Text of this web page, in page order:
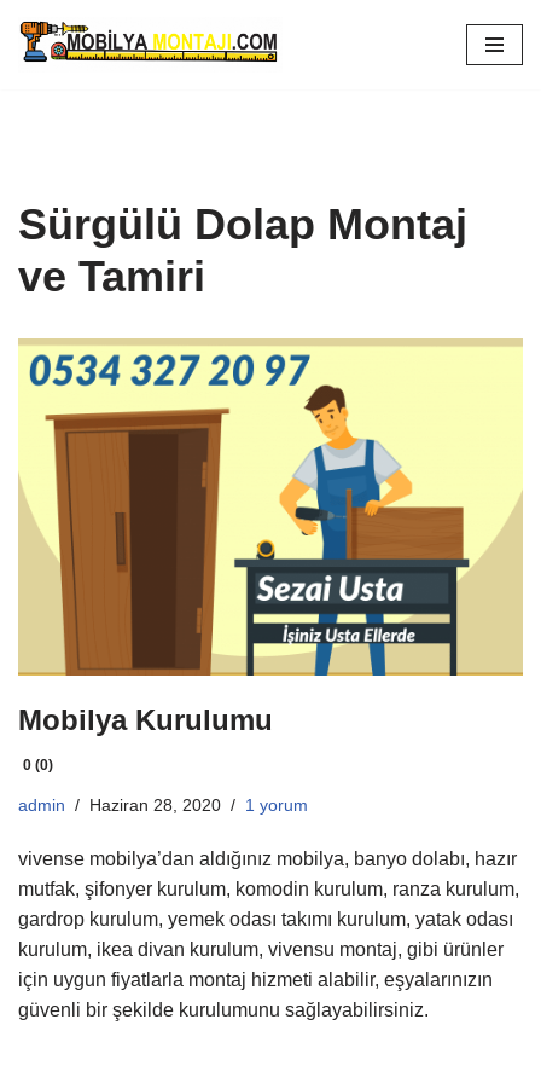
İçeriğe
Sürgülü Dolap Montaj
ve Tamiri
Mobilya Kurulumu
0 (0)
admin Haziran 28, 2020 1 yorum
vivense mobilya’dan aldığınız mobilya, banyo dolabı, hazır
mutfak, şifonyer kurulum, komodin kurulum, ranza kurulum,
gardrop kurulum, yemek odası takımı kurulum, yatak odası
kurulum, ikea divan kurulum, vivensu montaj, gibi ürünler
için uygun fiyatlarla montaj hizmeti alabilir, eşyalarınızın
güvenli bir şekilde kurulumunu sağlayabilirsiniz.